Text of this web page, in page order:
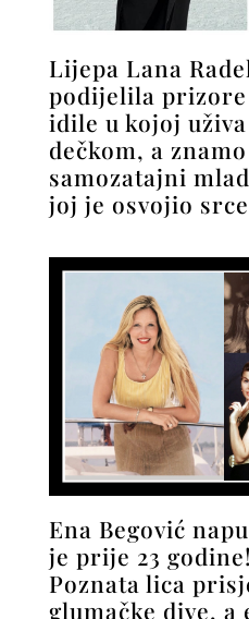
Lijepa Lana
podijelila prizore
idile u kojoj uživa
dečkom, a
samozatajni
joj je osvojio srce
Ena Begović
je prije 23 godine!
Poznata lica
glumačke dive, a